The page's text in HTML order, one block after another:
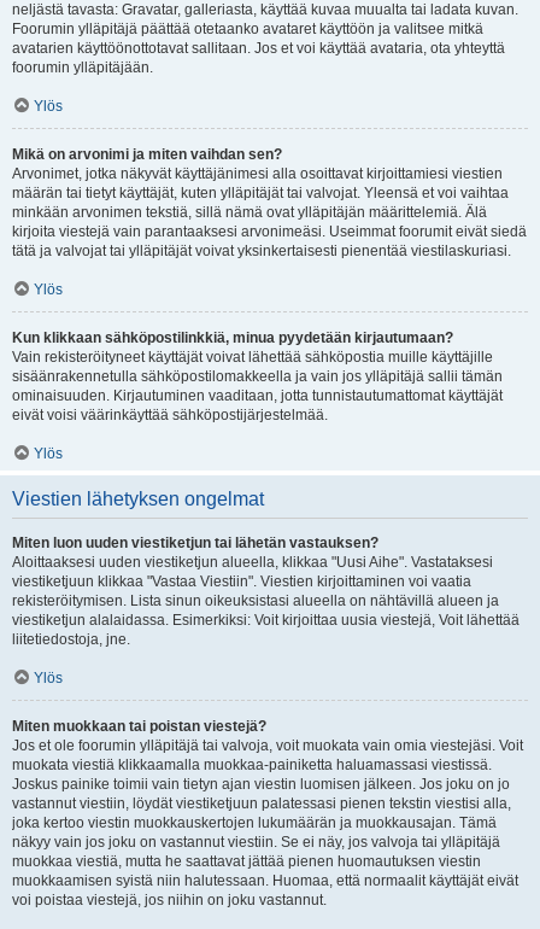
neljästä tavasta: Gravatar, galleriasta, käyttää kuvaa muualta tai ladata kuvan.
Foorumin ylläpitäjä päättää otetaanko avataret käyttöön ja valitsee mitkä
avatarien käyttöönottotavat sallitaan. Jos et voi käyttää avataria, ota yhteyttä
foorumin ylläpitäjään.
Ylös
Mikä on arvonimi ja miten vaihdan sen?
Arvonimet, jotka näkyvät käyttäjänimesi alla osoittavat kirjoittamiesi viestien
määrän tai tietyt käyttäjät, kuten ylläpitäjät tai valvojat. Yleensä et voi vaihtaa
minkään arvonimen tekstiä, sillä nämä ovat ylläpitäjän määrittelemiä. Älä
kirjoita viestejä vain parantaaksesi arvonimeäsi. Useimmat foorumit eivät siedä
tätä ja valvojat tai ylläpitäjät voivat yksinkertaisesti pienentää viestilaskuriasi.
Ylös
Kun klikkaan sähköpostilinkkiä, minua pyydetään kirjautumaan?
Vain rekisteröityneet käyttäjät voivat lähettää sähköpostia muille käyttäjille
sisäänrakennetulla sähköpostilomakkeella ja vain jos ylläpitäjä sallii tämän
ominaisuuden. Kirjautuminen vaaditaan, jotta tunnistautumattomat käyttäjät
eivät voisi väärinkäyttää sähköpostijärjestelmää.
Ylös
Viestien lähetyksen ongelmat
Miten luon uuden viestiketjun tai lähetän vastauksen?
Aloittaaksesi uuden viestiketjun alueella, klikkaa "Uusi Aihe". Vastataksesi
viestiketjuun klikkaa "Vastaa Viestiin". Viestien kirjoittaminen voi vaatia
rekisteröitymisen. Lista sinun oikeuksistasi alueella on nähtävillä alueen ja
viestiketjun alalaidassa. Esimerkiksi: Voit kirjoittaa uusia viestejä, Voit lähettää
liitetiedostoja, jne.
Ylös
Miten muokkaan tai poistan viestejä?
Jos et ole foorumin ylläpitäjä tai valvoja, voit muokata vain omia viestejäsi. Voit
muokata viestiä klikkaamalla muokkaa-painiketta haluamassasi viestissä.
Joskus painike toimii vain tietyn ajan viestin luomisen jälkeen. Jos joku on jo
vastannut viestiin, löydät viestiketjuun palatessasi pienen tekstin viestisi alla,
joka kertoo viestin muokkauskertojen lukumäärän ja muokkausajan. Tämä
näkyy vain jos joku on vastannut viestiin. Se ei näy, jos valvoja tai ylläpitäjä
muokkaa viestiä, mutta he saattavat jättää pienen huomautuksen viestin
muokkaamisen syistä niin halutessaan. Huomaa, että normaalit käyttäjät eivät
voi poistaa viestejä, jos niihin on joku vastannut.